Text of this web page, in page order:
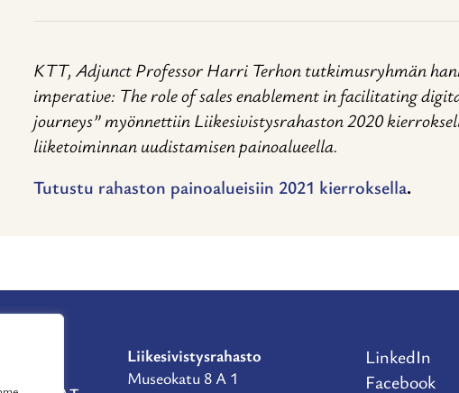
KTT, Adjunct Professor Harri Terhon tutkimusryhmän
imperative: The role of sales enablement in facilitating
journeys” myönnettiinLiikesivistysrahaston 2020
liiketoiminnan uudistamisen painoalueella.
Tutustu rahaston painoalueisiin 2021 kierroksella.
Liikesivistysrahasto
Museokatu 8 A 1
LinkedIn
Facebook